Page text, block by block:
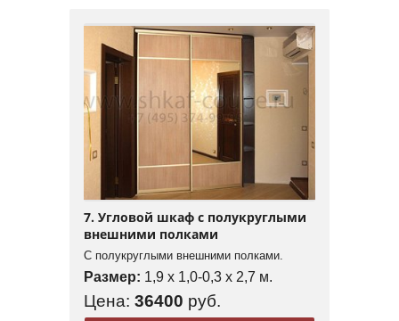
7. Угловой шкаф с полукруглыми
внешними полками
С полукруглыми внешними полками.
Размер: 1,9 x 1,0-0,3 x 2,7 м.
Цена: 36400 руб.